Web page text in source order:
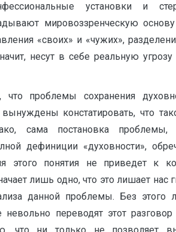
установки и
мировоззренческую
«своих» и «чужих»,
несут в себе реальную
что проблемы сохранения
констатировать, что
сама постановка проблемы,
дефиниции «духовности»,
этого понятия не приведет к
лишь одно, что это лишает нас
данной проблемы. Без
переводят этот